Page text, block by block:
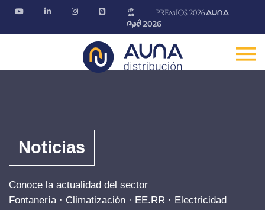
Noticias
Conoce la actualidad del sector
Fontanería · Climatización · EE.RR · Electricidad